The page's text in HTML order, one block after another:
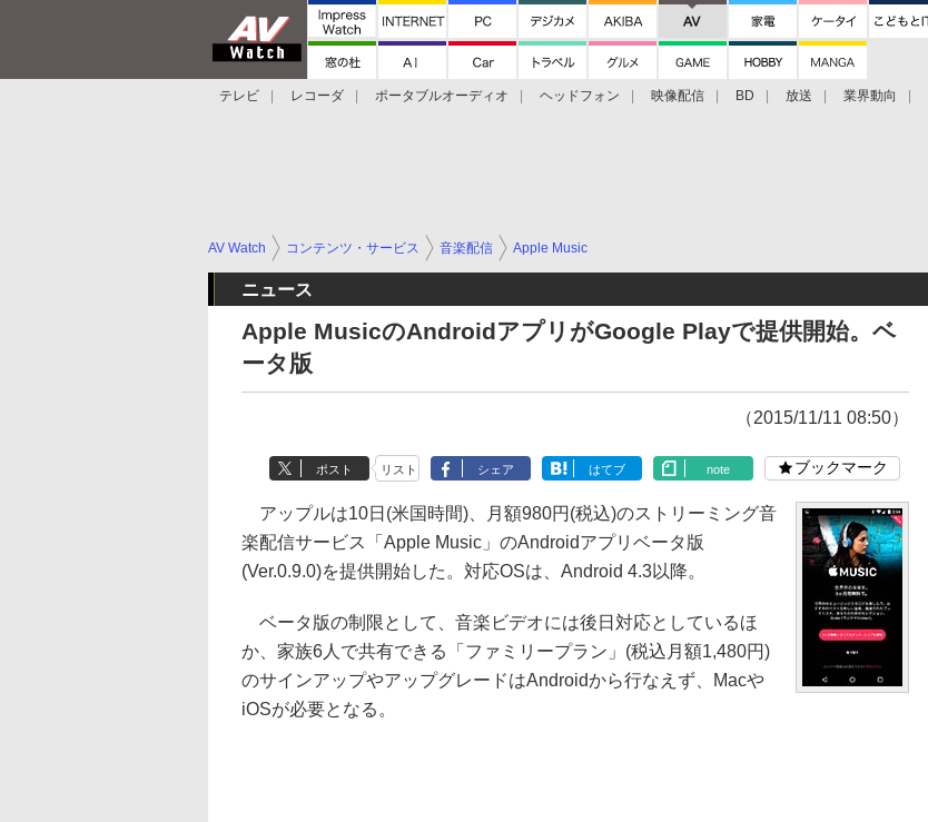
テレビ レコーダ ポータブルオーディオ ヘッドフォン 映像配信 BD 放送 業界動向
AV Watch コンテンツ・サービス 音楽配信 Apple Music
ニュース
Apple MusicのAndroidアプリがGoogle Playで提供開始。ベ
ータ版
（2015/11/11 08:50）
ポスト リスト シェア はてブ note ブックマーク
アップルは10日(米国時間)、月額980円(税込)のストリーミング音
楽配信サービス「Apple Music」のAndroidアプリベータ版
(Ver.0.9.0)を提供開始した。対応OSは、Android 4.3以降。
ベータ版の制限として、音楽ビデオには後日対応としているほ
か、家族6人で共有できる「ファミリープラン」(税込月額1,480円)
のサインアップやアップグレードはAndroidから行なえず、Macや
iOSが必要となる。